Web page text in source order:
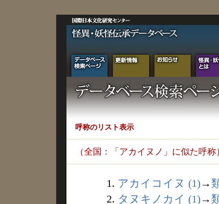
呼称のリスト表示
（全国：「アカイヌノ」に似た呼称
1. アカイコイヌ (1)→
2. タヌキノカイ (1)→